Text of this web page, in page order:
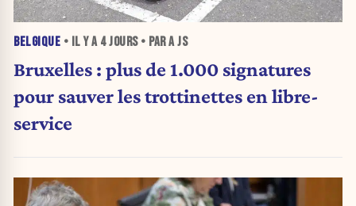
BELGIQUE • IL Y A 4 JOURS• PAR A JS
Bruxelles : plus de 1.000 signatures
pour sauver les trottinettes en libre-
service